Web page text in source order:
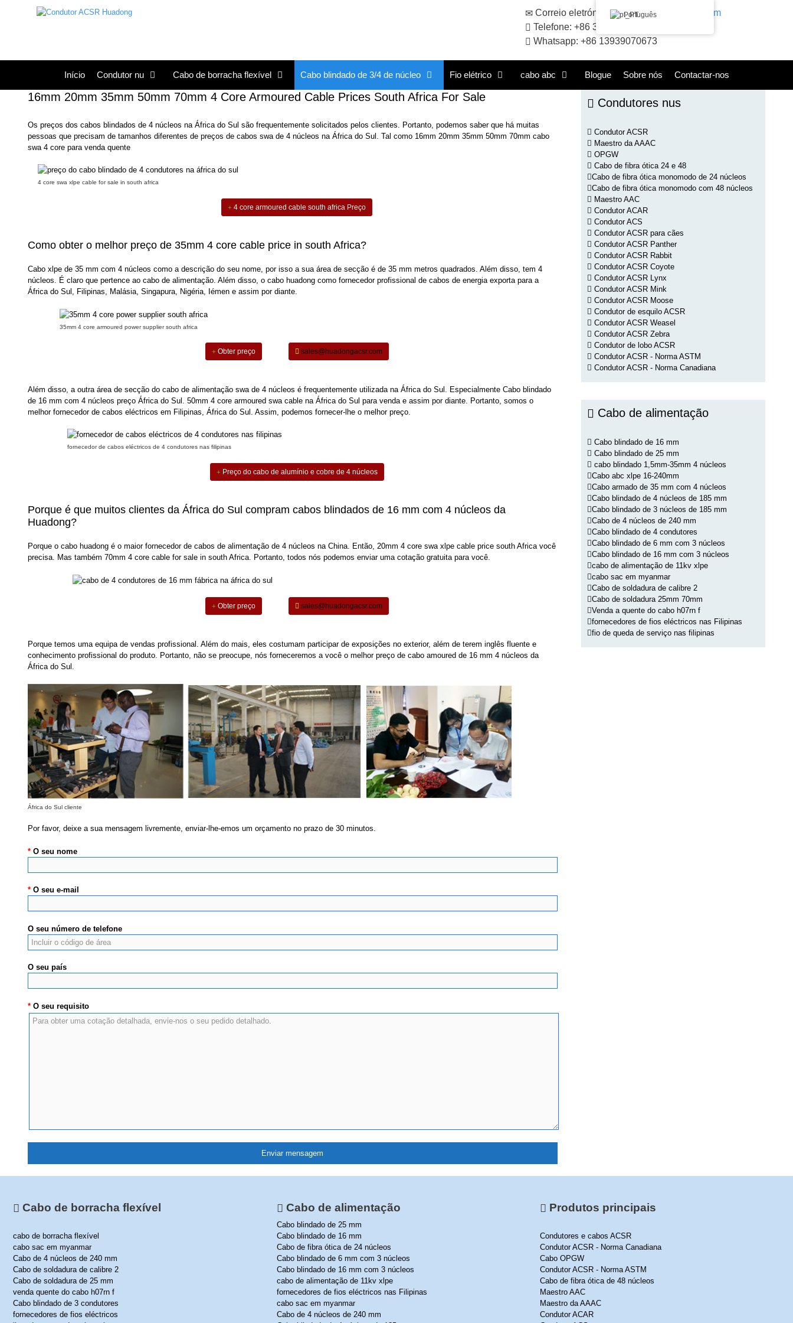
Correio eletrónico:sales@huadongacsr.com
Telefone: +86 371-86230866
Whatsapp: +86 13939070673
Início Condutor nu Cabo de borracha flexível Cabo blindado de 3/4 de núcleo Fio elétrico cabo abc Blogue Sobre nós Contactar-nos
16mm 20mm 35mm 50mm 70mm 4 Core Armoured Cable Prices South Africa For Sale
Os preços dos cabos blindados de 4 núcleos na África do Sul são frequentemente solicitados pelos clientes. Portanto, podemos saber que há muitas
pessoas que precisam de tamanhos diferentes de preços de cabos swa de 4 núcleos na África do Sul. Tal como 16mm 20mm 35mm 50mm 70mm cabo
swa 4 core para venda quente
4 core swa xlpe cable for sale in south africa
4 core armoured cable south africa Preço
Como obter o melhor preço de 35mm 4 core cable price in south Africa?
Cabo xlpe de 35 mm com 4 núcleos como a descrição do seu nome, por isso a sua área de secção é de 35 mm metros quadrados. Além disso, tem 4
núcleos. É claro que pertence ao cabo de alimentação. Além disso, o cabo huadong como fornecedor profissional de cabos de energia exporta para a
África do Sul, Filipinas, Malásia, Singapura, Nigéria, Iémen e assim por diante.
35mm 4 core armoured power supplier south africa
Obter preço sales@huadongacsr.com
Além disso, a outra área de secção do cabo de alimentação swa de 4 núcleos é frequentemente utilizada na África do Sul. Especialmente Cabo blindado
de 16 mm com 4 núcleos preço África do Sul. 50mm 4 core armoured swa cable na África do Sul para venda e assim por diante. Portanto, somos o
melhor fornecedor de cabos eléctricos em Filipinas, África do Sul. Assim, podemos fornecer-lhe o melhor preço.
fornecedor de cabos eléctricos de 4 condutores nas filipinas
Preço do cabo de alumínio e cobre de 4 núcleos
Porque é que muitos clientes da África do Sul compram cabos blindados de 16 mm com 4 núcleos da
Huadong?
Porque o cabo huadong é o maior fornecedor de cabos de alimentação de 4 núcleos na China. Então, 20mm 4 core swa xlpe cable price south Africa você
precisa. Mas também 70mm 4 core cable for sale in south Africa. Portanto, todos nós podemos enviar uma cotação gratuita para você.
Obter preço sales@huadongacsr.com
Porque temos uma equipa de vendas profissional. Além do mais, eles costumam participar de exposições no exterior, além de terem inglês fluente e
conhecimento profissional do produto. Portanto, não se preocupe, nós forneceremos a você o melhor preço de cabo amoured de 16 mm 4 núcleos da
África do Sul.
África do Sul cliente
Por favor, deixe a sua mensagem livremente, enviar-lhe-emos um orçamento no prazo de 30 minutos.
* O seu nome
* O seu e-mail
O seu número de telefone
O seu país
* O seu requisito
Condutores nus
Condutor ACSR
Maestro da AAAC
OPGW
Cabo de fibra ótica 24 e 48
Cabo de fibra ótica monomodo de 24 núcleos
Cabo de fibra ótica monomodo com 48 núcleos
Maestro AAC
Condutor ACAR
Condutor ACS
Condutor ACSR para cães
Condutor ACSR Panther
Condutor ACSR Rabbit
Condutor ACSR Coyote
Condutor ACSR Lynx
Condutor ACSR Mink
Condutor ACSR Moose
Condutor de esquilo ACSR
Condutor ACSR Weasel
Condutor ACSR Zebra
Condutor de lobo ACSR
Condutor ACSR - Norma ASTM
Condutor ACSR - Norma Canadiana
Cabo de alimentação
Cabo blindado de 16 mm
Cabo blindado de 25 mm
cabo blindado 1,5mm-35mm 4 núcleos
Cabo abc xlpe 16-240mm
Cabo armado de 35 mm com 4 núcleos
Cabo blindado de 4 núcleos de 185 mm
Cabo blindado de 3 núcleos de 185 mm
Cabo de 4 núcleos de 240 mm
Cabo blindado de 4 condutores
Cabo blindado de 6 mm com 3 núcleos
Cabo blindado de 16 mm com 3 núcleos
cabo de alimentação de 11kv xlpe
cabo sac em myanmar
Cabo de soldadura de calibre 2
Cabo de soldadura 25mm 70mm
Venda a quente do cabo h07rn f
fornecedores de fios eléctricos nas Filipinas
fio de queda de serviço nas filipinas
Cabo de borracha flexível
cabo de borracha flexível
cabo sac em myanmar
Cabo de 4 núcleos de 240 mm
Cabo de soldadura de calibre 2
Cabo de soldadura de 25 mm
venda quente do cabo h07rn f
Cabo blindado de 3 condutores
fornecedores de fios eléctricos
Cabo de alimentação
Cabo blindado de 25 mm
Cabo blindado de 16 mm
Cabo de fibra ótica de 24 núcleos
Cabo blindado de 6 mm com 3 núcleos
Cabo blindado de 16 mm com 3 núcleos
cabo de alimentação de 11kv xlpe
fornecedores de fios eléctricos nas Filipinas
cabo sac em myanmar
Cabo de 4 núcleos de 240 mm
Produtos principais
Condutores e cabos ACSR
Condutor ACSR - Norma Canadiana
Cabo OPGW
Condutor ACSR - Norma ASTM
Cabo de fibra ótica de 48 núcleos
Maestro AAC
Maestro da AAAC
Condutor ACAR
Português